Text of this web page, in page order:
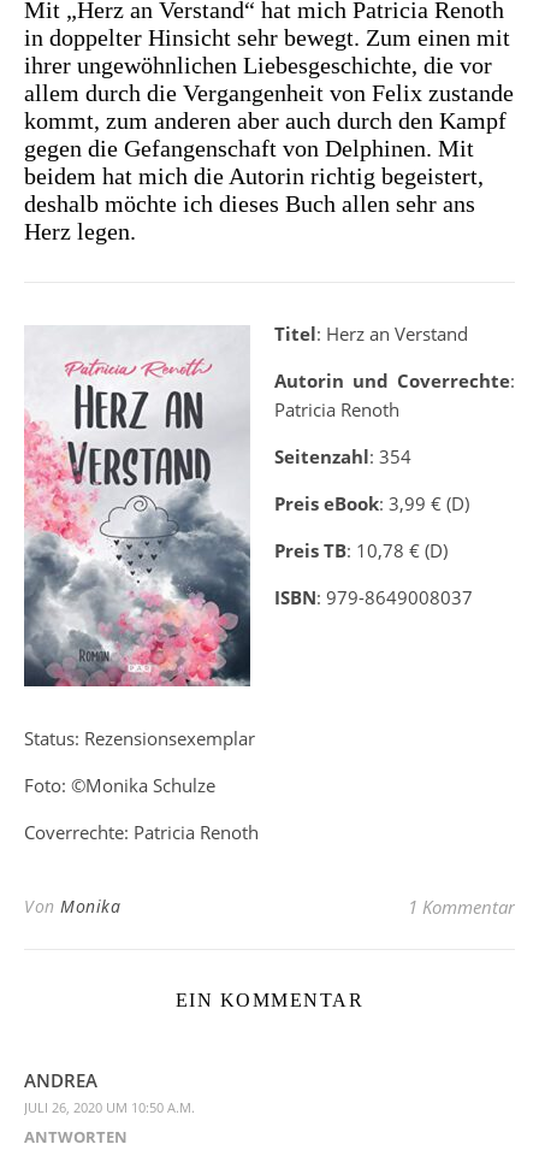
Mit „Herz an Verstand“ hat mich Patricia Renoth
in doppelter Hinsicht sehr bewegt. Zum einen mit
ihrer ungewöhnlichen Liebesgeschichte, die vor
allem durch die Vergangenheit von Felix zustande
kommt, zum anderen aber auch durch den Kampf
gegen die Gefangenschaft von Delphinen. Mit
beidem hat mich die Autorin richtig begeistert,
deshalb möchte ich dieses Buch allen sehr ans
Herz legen.
Titel: Herz an Verstand
Autorin und Coverrechte:
Patricia Renoth
Seitenzahl: 354
Preis eBook: 3,99 € (D)
Preis TB: 10,78 € (D)
ISBN: 979-8649008037
Status: Rezensionsexemplar
Foto: ©Monika Schulze
Coverrechte: Patricia Renoth
Von Monika 1 Kommentar
EIN KOMMENTAR
ANDREA
JULI 26, 2020 UM 10:50 A.M.
ANTWORTEN